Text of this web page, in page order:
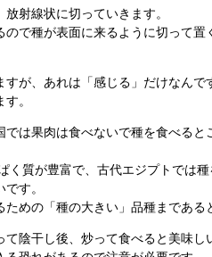
射線状に切っていきます。
で種が表面に来るように切って置
が、あれは「感じる」だけなんで
。
は果肉は食べないで種を食べると
く質が豊富で、古代エジプトでは
す。
めの「種の大きい」品種まである
陰干し後、炒って食べると美味し